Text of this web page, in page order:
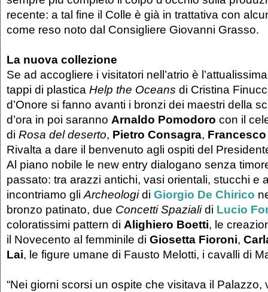
recente: a tal fine il Colle è già in trattativa con
come reso noto dal Consigliere Giovanni Grasso.
La nuova collezione
Se ad accogliere i visitatori nell’atrio è
tappi di plastica Help the Oceans di Cristina
d’Onore si fanno avanti i bronzi dei maestri della
d’ora in poi saranno Arnaldo Pomodoro con il
di Rosa del deserto, Pietro Consagra,
Rivalta a dare il benvenuto agli ospiti del
Al piano nobile le new entry dialogano senza
passato: tra arazzi antichi, vasi orientali, stucchi e
incontriamo gli Archeologidi Giorgio De Chirico
bronzo patinato, due Concetti Spazialidi Lucio
coloratissimi pattern di Alighiero Boetti, le
il Novecento al femminile di Giosetta Fioroni,
Lai, le figure umane di Fausto Melotti, i cavalli di
“Nei giorni scorsi un ospite che visitava il Palazzo,